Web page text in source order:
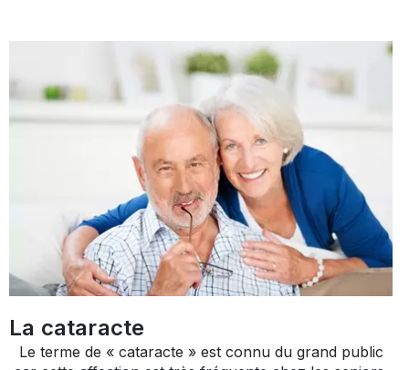
La cataracte
Le terme de « cataracte » est connu du grand public